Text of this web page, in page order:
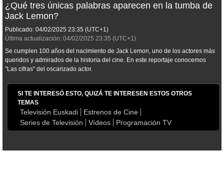
¿Qué tres únicas palabras aparecen en la tumba de
Jack Lemon?
Publicado: 04/02/2025 23:35 (UTC+1)
Última actualización: 04/02/2025 23:35 (UTC+1)
Se cumplen 100 años del nacimiento de Jack Lemon, uno de los actores más
queridos y admirados de la historia del cine. En este reportaje conocemos
"Las cifras" del oscarizado actor.
SI TE INTERESÓ ESTO, QUIZÁ TE INTERESEN ESTOS OTROS
TEMAS
Televisión Euskadi
Estrenos de Cine
Series de Televisión
Vídeos Programación TV